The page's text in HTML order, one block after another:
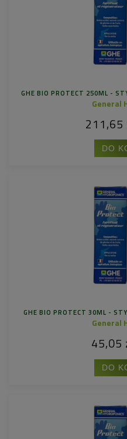
GHE BIO PROTECT 250ML -
General
211,65
DO
GHE BIO PROTECT 30ML -
General
45,05
DO